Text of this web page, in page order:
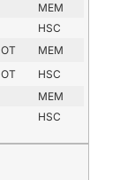
MEM
HSC
OT
MEM
OT
HSC
MEM
HSC